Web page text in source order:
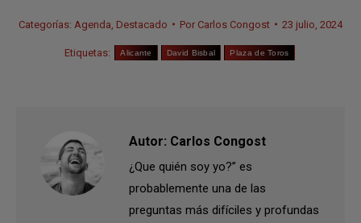
Categorías: Agenda Destacado Por Carlos Congost 23 julio, 2024
Etiquetas: Alicante David Bisbal Plaza de Toros
Autor: Carlos Congost
¿Que quién soy yo?” es
probablemente una de las
preguntas más difíciles y profundas